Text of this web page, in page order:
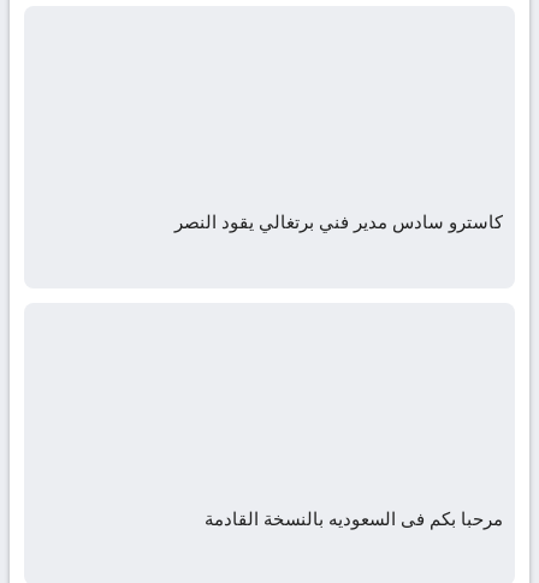
كاسترو سادس مدير فني برتغالي يقود النصر
مرحبا بكم فى السعوديه بالنسخة القادمة